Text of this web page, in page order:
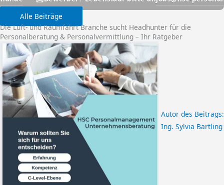
Alle Beiträge
Die Luft- und Raumfahrt Branche sucht Headhunter für die
Personalberatung & Personalvermittlung – Ihr Ratgeber
Autor des Beitrags:
Ing. Sylvia Bartling